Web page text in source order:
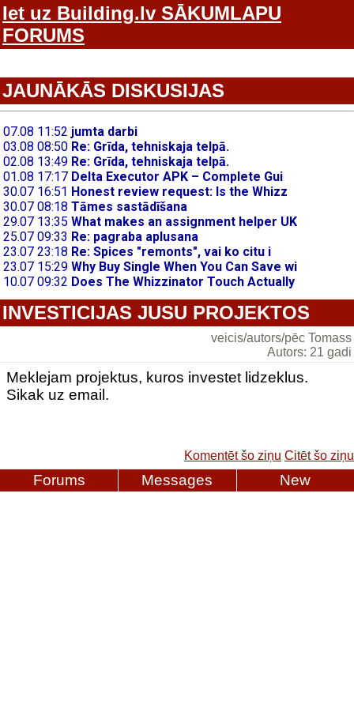
Iet uz Building.lv SĀKUMLAPU
FORUMS
JAUNĀKĀS DISKUSIJAS
INVESTICIJAS JUSU PROJEKTOS
veicis/autors/pēc Tomass
Autors: 21 gadi
Meklejam projektus, kuros investet lidzeklus.
Sikak uz email.
Komentēt šo ziņu Citēt šo ziņu
Forums Messages New